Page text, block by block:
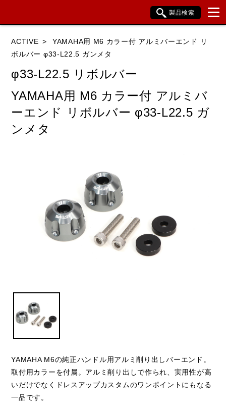
製品検索
車種検索
アイテム検索
HONDA YAMAHA SUZUKI
KAWASAKI BMW DUCATI
HARLEY DAVIDSON
閉じる
ACTIVE
YAMAHA用 M6 カラー付 アルミバーエンド リ
ボルバー φ33-L22.5 ガンメタ
φ33-L22.5 リボルバー
YAMAHA用 M6 カラー付 アルミバ
ーエンド リボルバー φ33-L22.5 ガ
ンメタ
YAMAHA M6の純正ハンドル用アルミ削り出しバーエンド。
取付用カラーを付属。アルミ削り出しで作られ、実用性が高
いだけでなくドレスアップカスタムのワンポイントにもなる
一品です。